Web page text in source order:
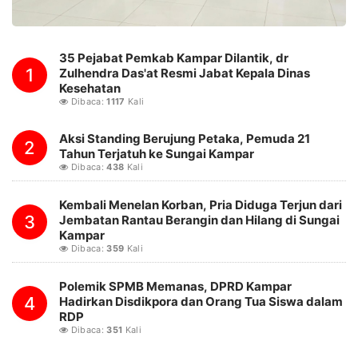
1
35 Pejabat Pemkab Kampar Dilantik, dr
Zulhendra Das'at Resmi Jabat Kepala Dinas
Kesehatan
Dibaca:1117 Kali
2
Aksi Standing Berujung Petaka, Pemuda 21
Tahun Terjatuh ke Sungai Kampar
Dibaca:438 Kali
3
Kembali Menelan Korban, Pria Diduga Terjun dari
Jembatan Rantau Berangin dan Hilang di Sungai
Kampar
Dibaca:359 Kali
4
Polemik SPMB Memanas, DPRD Kampar
Hadirkan Disdikpora dan Orang Tua Siswa dalam
RDP
Dibaca:351 Kali